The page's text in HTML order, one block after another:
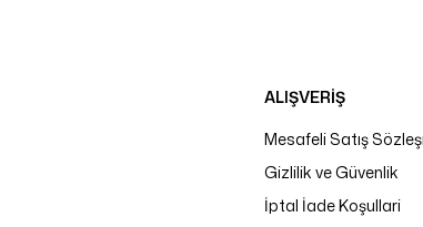
ALIŞVERİŞ
Mesafeli Satış
Gizlilik ve Güvenlik
İptal İade Koşullari